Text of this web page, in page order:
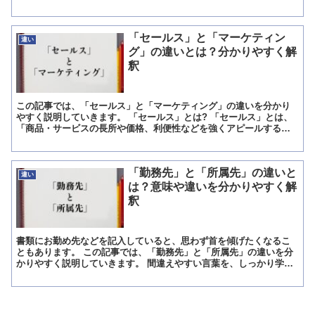
違い
「セールス」と「マーケティン
グ」の違いとは？分かりやすく解
釈
この記事では、「セールス」と「マーケティング」の違いを分かり
やすく説明していきます。 「セールス」とは? 「セールス」とは、
「商品・サービスの長所や価格、利便性などを強くアピールするこ
違い
「勤務先」と「所属先」の違いと
は？意味や違いを分かりやすく解
釈
書類にお勤め先などを記入していると、思わず首を傾げたくなるこ
ともあります。 この記事では、「勤務先」と「所属先」の違いを分
かりやすく説明していきます。 間違えやすい言葉を、しっかり学ん